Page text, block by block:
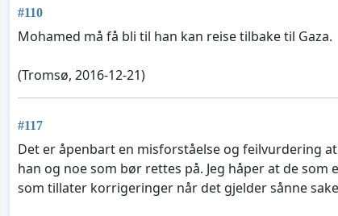
#110
Mohamed må få bli til han kan reise tilbake til Gaza.
(Tromsø, 2016-12-21)
#117
Det er åpenbart en misforståelse og feilvurdering
han og noe som bør rettes på. Jeg håper at de
som tillater korrigeringer når det gjelder sånne